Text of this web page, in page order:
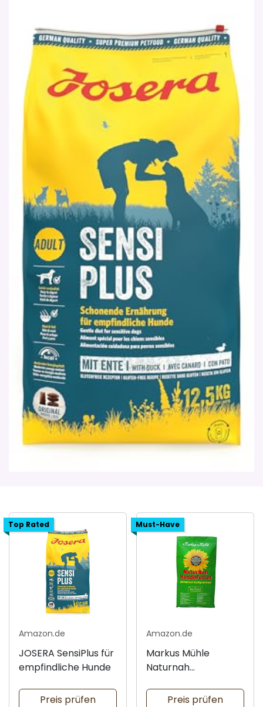
Top Rated
Amazon.de
JOSERA SensiPlus für
empfindliche Hunde
Preis prüfen
Must-Have
Amazon.de
Markus Mühle
Naturnah
Preis prüfen